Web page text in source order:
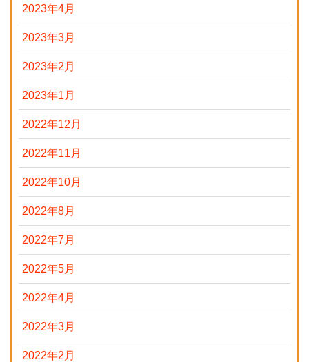
2023年4月
2023年3月
2023年2月
2023年1月
2022年12月
2022年11月
2022年10月
2022年8月
2022年7月
2022年5月
2022年4月
2022年3月
2022年2月